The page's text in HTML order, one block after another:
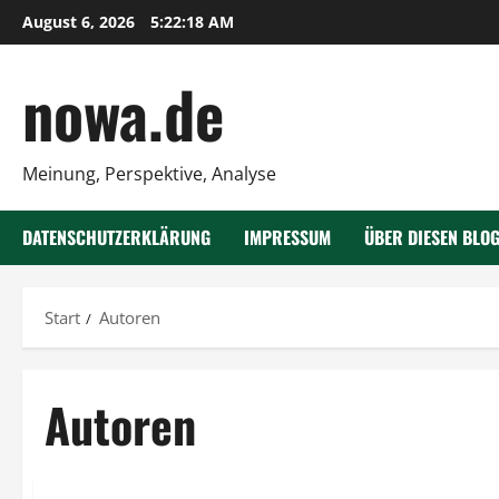
Zum
Inhalt
August 6, 2026 5:22:19 AM
nowa.de
Meinung, Perspektive, Analyse
DATENSCHUTZERKLÄRUNG IMPRESSUM ÜBER DIESEN BLOG
Start Autoren
Autoren